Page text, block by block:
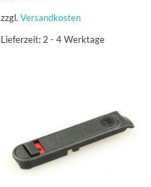
zzgl. Versandkosten
Lieferzeit: 2 - 4 Werktage